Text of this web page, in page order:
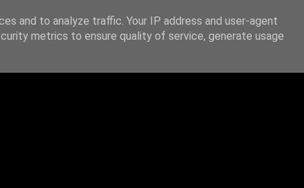
ŹRÓDŁA KONTAKT
and to analyze traffic. Your IP address and user-agent
metrics to ensure quality of service, generate usage